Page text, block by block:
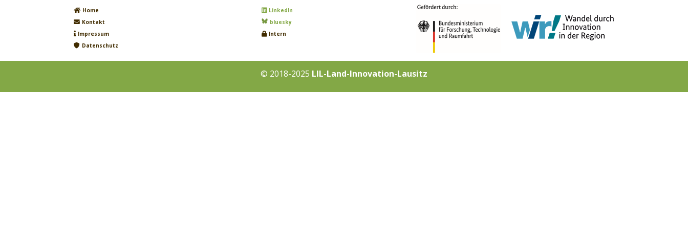
Home
Kontakt
Impressum
Datenschutz
LinkedIn
bluesky
Intern
© 2018-2025 LIL-Land-Innovation-Lausitz